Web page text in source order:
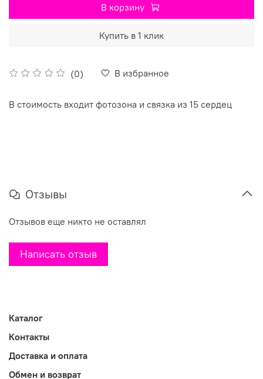
(0) В избранное
В корзину
Купить в 1 клик
В стоимость входит фотозона и связка из 15 сердец
Отзывы
Отзывов еще никто не оставлял
Написать отзыв
Каталог
Контакты
Доставка и оплата
Обмен и возврат